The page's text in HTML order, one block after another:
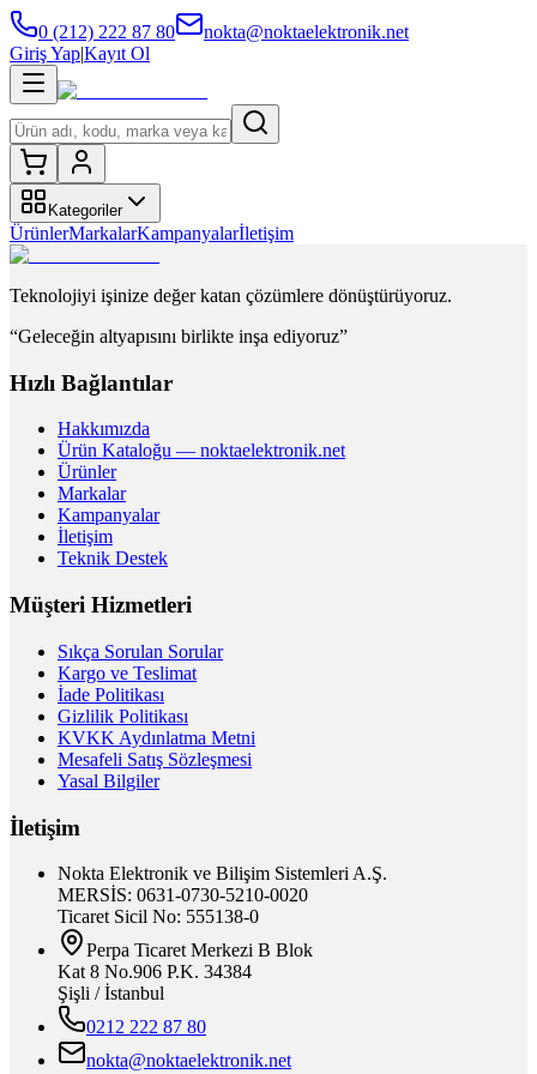
0 (212) 222 87 80
nokta@noktaelektronik.net
Giriş Yap|Kayıt Ol
Kategoriler
ÜrünlerMarkalarKampanyalarİletişim
Teknolojiyi işinize değer katan çözümlere dönüştürüyoruz.
“Geleceğin altyapısını birlikte inşa ediyoruz”
Hızlı Bağlantılar
Hakkımızda
Ürün Kataloğu — noktaelektronik.net
Ürünler
Markalar
Kampanyalar
İletişim
Teknik Destek
Müşteri Hizmetleri
Sıkça Sorulan Sorular
Kargo ve Teslimat
İade Politikası
Gizlilik Politikası
KVKK Aydınlatma Metni
Mesafeli Satış Sözleşmesi
Yasal Bilgiler
İletişim
Nokta Elektronik ve Bilişim Sistemleri A.Ş.
MERSİS: 0631-0730-5210-0020
Ticaret Sicil No: 555138-0
Perpa Ticaret Merkezi B Blok
Kat 8 No.906 P.K. 34384
Şişli / İstanbul
0212 222 87 80
nokta@noktaelektronik.net